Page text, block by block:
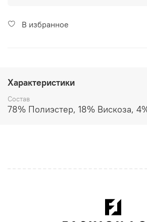
В избранное
Характеристики
Состав
78% Полиэстер, 18% Вискоза,